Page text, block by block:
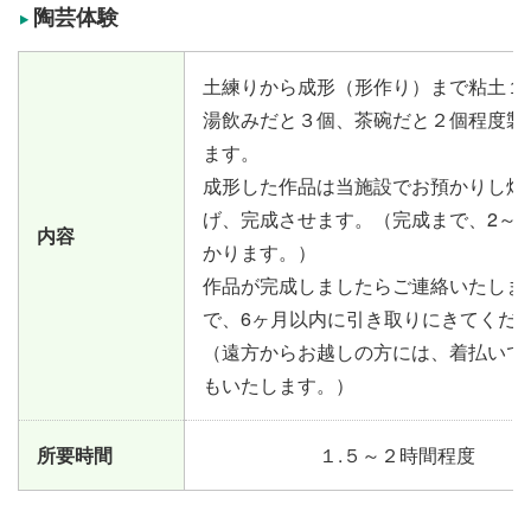
陶芸体験
内容
土練りから成形（形作り）まで粘土１
湯飲みだと３個、茶碗だと２個程度製
ます。
成形した作品は当施設でお預かりし焼
げ、完成させます。（完成まで、2～
かります。）
作品が完成しましたらご連絡いたしま
で、6ヶ月以内に引き取りにきてくだ
（遠方からお越しの方には、着払い
もいたします。）
所要時間 １.５～２時間程度